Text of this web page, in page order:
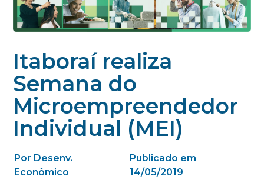
Itaboraí realiza
Semana do
Microempreendedor
Individual (MEI)
Por Desenv.
Econômico
Publicado em
14/05/2019